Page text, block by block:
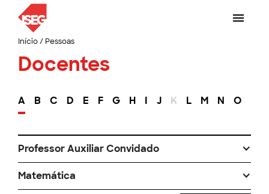
Início/ Pessoas
Docentes
A B C D E F G H I J K L M N O
Professor Auxiliar Convidado
Matemática